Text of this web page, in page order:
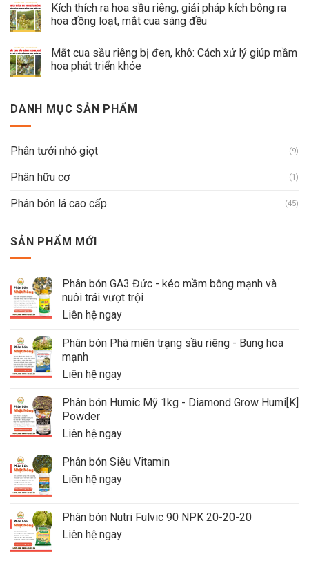
Kích thích ra hoa sầu riêng, giải pháp kích bông ra
hoa đồng loạt, mắt cua sáng đều
Mắt cua sầu riêng bị đen, khô: Cách xử lý giúp mầm
hoa phát triển khỏe
DANH MỤC SẢN PHẨM
Phân tưới nhỏ giọt (9)
Phân hữu cơ (1)
Phân bón lá cao cấp (45)
SẢN PHẨM MỚI
Phân bón GA3 Đức - kéo mầm bông mạnh và
nuôi trái vượt trội
Liên hệ ngay
Phân bón Phá miên trạng sầu riêng - Bung hoa
mạnh
Liên hệ ngay
Phân bón Humic Mỹ 1kg - Diamond Grow Humi[K]
Powder
Liên hệ ngay
Phân bón Siêu Vitamin
Liên hệ ngay
Phân bón Nutri Fulvic 90 NPK 20-20-20
Liên hệ ngay